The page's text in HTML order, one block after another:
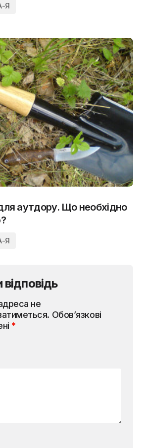
Я
аутдору. Що необхідно
Я
не
Обов’язкові
*